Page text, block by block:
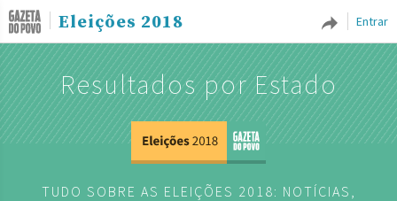
Entrar
Eleições 2018
Resultados por Estado
TUDO SOBRE AS ELEIÇÕES 2018: NOTÍCIAS,